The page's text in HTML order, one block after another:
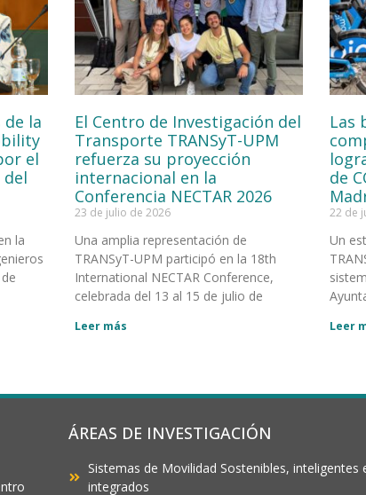
de la
el
la
El Centro de Investigación del
Transporte TRANSyT-UPM
refuerza su proyección
internacional en la
Conferencia NECTAR 2026
23 de julio de 2026
Una amplia representación de
TRANSyT-UPM participó en la 18th
International NECTAR Conference,
celebrada del 13 al 15 de julio de
Leer más
Las
de
22 de
Un
Leer
ÁREAS DE INVESTIGACIÓN
Sistemas de Movilidad Sostenibles, inteligentes
integrados